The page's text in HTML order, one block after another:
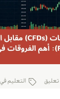
التعليم